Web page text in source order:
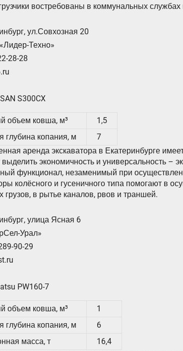
востребованы в коммунальных службах
ул.Совхозная 20
Техно»
28-28
S300CX
объем ковша, м³
1,5
глубина копания, м
7
аренда экскаватора в Екатеринбурге
экономичность и универсальность –
функционал, незаменимый при
колёсного и гусеничного типа помогают в
грузов, в рытье каналов, рвов и траншей.
улица Ясная 6
Урал»
90-29
PW160-7
объем ковша, м³
1
глубина копания, м
6
масса, т
16,4